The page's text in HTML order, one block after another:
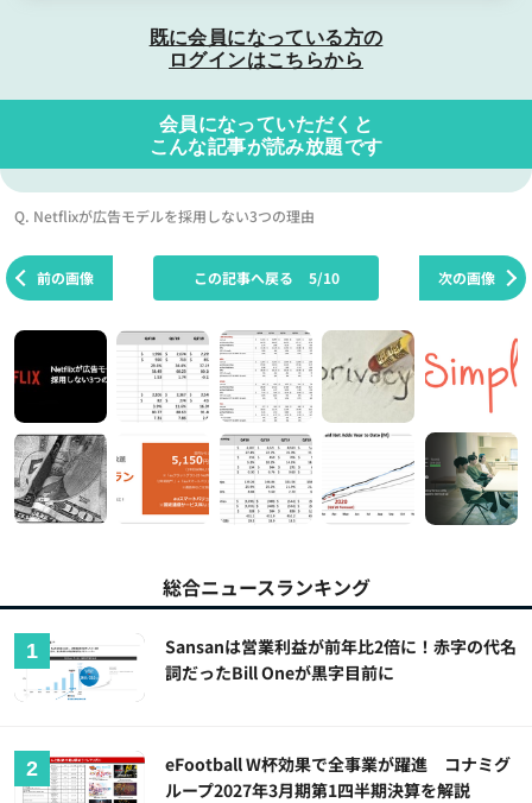
既に会員になっている方の
ログインはこちらから
会員になっていただくと
こんな記事が読み放題です
Q. Netflixが広告モデルを採用しない3つの理由
前の画像 次の画像
この記事へ戻る 5/10
総合ニュースランキング
Sansanは営業利益が前年比2倍に！赤字の代名
詞だったBill Oneが黒字目前に
eFootball W杯効果で全事業が躍進 コナミグ
ループ2027年3月期第1四半期決算を解説